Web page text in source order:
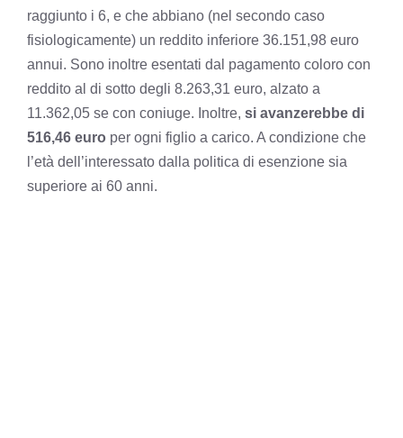
raggiunto i 6, e che abbiano (nel secondo caso
fisiologicamente) un reddito inferiore 36.151,98 euro
annui. Sono inoltre esentati dal pagamento coloro con
reddito al di sotto degli 8.263,31 euro, alzato a
11.362,05 se con coniuge. Inoltre, si avanzerebbe di
516,46 euro per ogni figlio a carico. A condizione che
l’età dell’interessato dalla politica di esenzione sia
superiore ai 60 anni.